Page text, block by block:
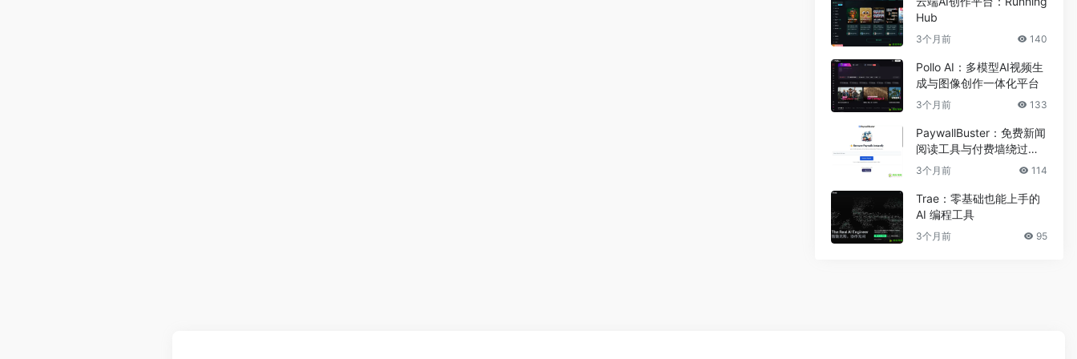
Hub
3个月前 140
Pollo AI：多模型AI视频生
成与图像创作一体化平台
3个月前 133
PaywallBuster：免费新闻
阅读工具与付费墙绕过助
手
3个月前 114
Trae：零基础也能上手的
AI 编程工具
3个月前 95